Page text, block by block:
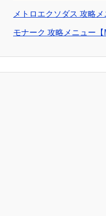
メトロエクソダス 攻略メ
モナーク 攻略メニュー【